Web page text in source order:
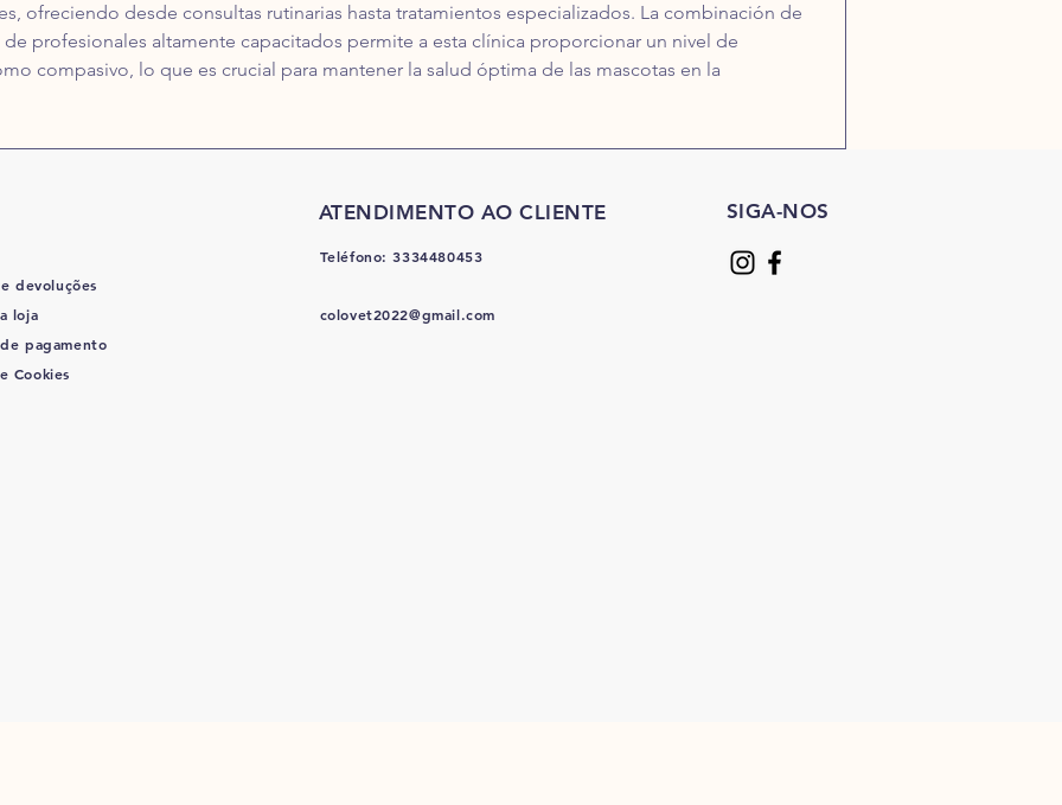
ofreciendo desde consultas rutinarias hasta tratamientos especializados. La combinación de
profesionales altamente capacitados permite a esta clínica proporcionar un nivel de
compasivo, lo que es crucial para mantener la salud óptima de las mascotas en la
devoluções
loja
pagamento
Cookies
ATENDIMENTO AO CLIENTE
Teléfono: 3334480453
colovet2022@gmail.com
SIGA-NOS